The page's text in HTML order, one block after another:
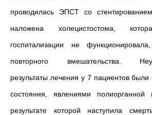
проводилась ЭПСТ со
наложена холецистостома,
госпитализации не
повторного вмешательства.
результаты лечения у 7 пациентов были
состояния, явлениями полиорганной
результате которой наступила